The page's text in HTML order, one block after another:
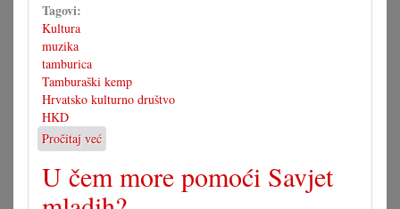
Tagovi:
Kultura
muzika
tamburica
Tamburaški kemp
Hrvatsko kulturno društvo
HKD
Pročitaj već
3.
tamburaški
kemp
U čem more pomoći Savjet